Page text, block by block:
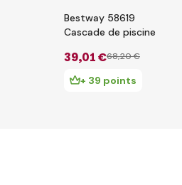
Bestway 58619
Cascade de piscine
39,01 €68,20 €
+ 39 points